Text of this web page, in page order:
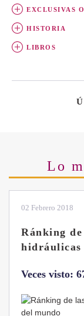
EXCLUSIVAS
HISTORIA
LIBROS
Lo
28 Enero 2019
Las
B7 Sigma-6
Veces visto: